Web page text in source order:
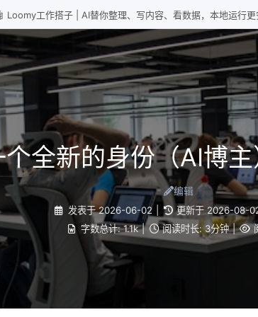
Loomy工作搭子 | AI替你整理、写内容、看数据，本地运行更
全新的身份（AI博
编辑
发表于 2026-06-02 更新于 2026-08-
字数总计: 1.1k | 阅读时长: 3分钟 |